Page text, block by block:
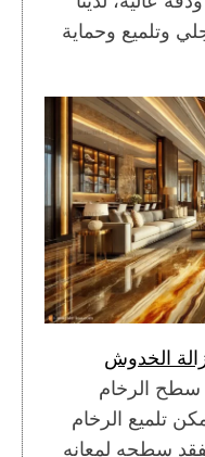
وتلميع وحماية
الخدوش
سطح الرخام
تلميع الرخام
سطحه لمعانه